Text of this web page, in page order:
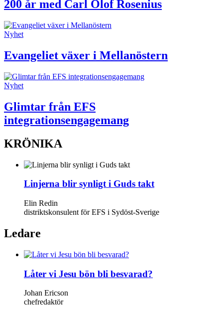
200 år med Carl Olof Rosenius
Nyhet
Evangeliet växer i Mellanöstern
Nyhet
Glimtar från EFS
integrationsengagemang
KRÖNIKA
Linjerna blir synligt i Guds takt
Elin Redin
distriktskonsulent för EFS i Sydöst-Sverige
Ledare
Låter vi Jesu bön bli besvarad?
Johan Ericson
chefredaktör